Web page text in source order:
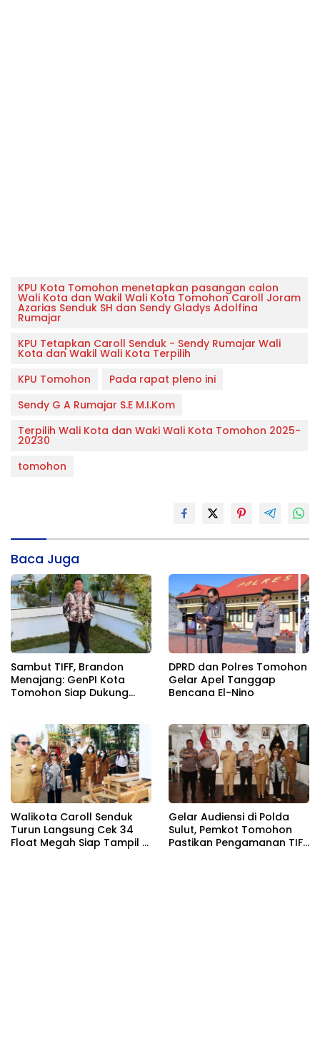
KPU Kota Tomohon menetapkan pasangan calon
Wali Kota dan Wakil Wali Kota Tomohon Caroll Joram
Azarias Senduk SH dan Sendy Gladys Adolfina
Rumajar
KPU Tetapkan Caroll Senduk - Sendy Rumajar Wali
Kota dan Wakil Wali Kota Terpilih
KPU Tomohon
Pada rapat pleno ini
Sendy G A Rumajar S.E M.I.Kom
Terpilih Wali Kota dan Waki Wali Kota Tomohon 2025-
20230
tomohon
Baca Juga
Sambut TIFF, Brandon
Menajang: ​GenPI Kota
Tomohon Siap Dukung
DPRD dan Polres Tomohon
Gelar Apel Tanggap
Bencana El-Nino
Walikota Caroll Senduk
Turun Langsung Cek 34
Float Megah Siap Tampil di
Gelar Audiensi di Polda
Sulut, Pemkot Tomohon
Pastikan Pengamanan TIFF